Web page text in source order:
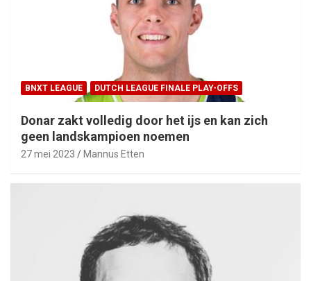
BNXT LEAGUE DUTCH LEAGUE FINALE PLAY-OFFS
Donar zakt volledig door het ijs en kan zich
geen landskampioen noemen
27 mei 2023 Mannus Etten